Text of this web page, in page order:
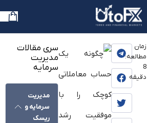
زمان
مطالعه:
8
دقیقه
سری مقالات
مدیریت
سرمایه
مدیریت
سرمایه و
ریسک